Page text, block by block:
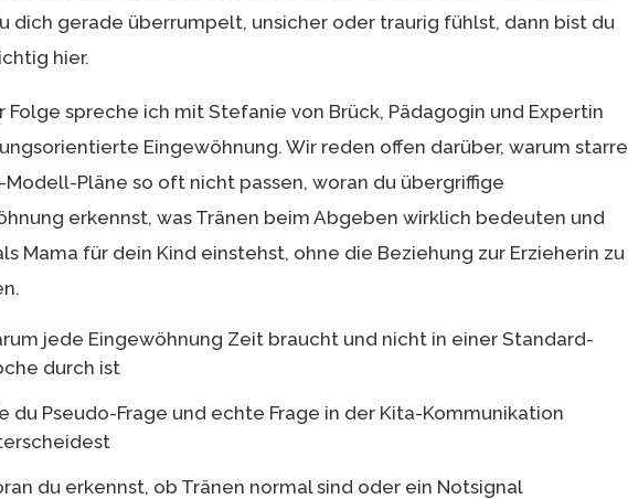
dich gerade überrumpelt, unsicher oder traurig fühlst, dann bist du
hier.
Folge spreche ich mit Stefanie von Brück, Pädagogin und Expertin
Eingewöhnung. Wir reden offen darüber, warum starre
Modell-Pläne so oft nicht passen, woran du übergriffige
erkennst, was Tränen beim Abgeben wirklich bedeuten und
Mama für dein Kind einstehst, ohne die Beziehung zur Erzieherin zu
jede Eingewöhnung Zeit braucht und nicht in einer Standard-
durch ist
du Pseudo-Frage und echte Frage in der Kita-Kommunikation
du erkennst, ob Tränen normal sind oder ein Notsignal